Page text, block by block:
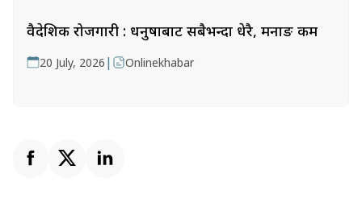
वैदेशिक रोजगारी : धनुषाबाट सबैभन्दा धेरै, मनाङ कम
20 July, 2026 | Onlinekhabar